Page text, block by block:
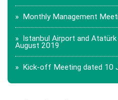
» Monthly Management
» Istanbul Airport and
August 2019
» Kick-off Meeting dated 10